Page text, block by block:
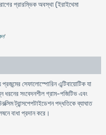
প্রারম্ভিক অবস্থা (ইরাইথেমা
'
সেফালোস্পোরিন এন্টিবায়োটিক যা
ধরনের সংবেদনশীল গ্রাম-পজিটিভ এবং
ট্রান্সপেপটাইডেশন পদ্ধতিকে ব্যাঘাত
বাধা প্রদান করে।